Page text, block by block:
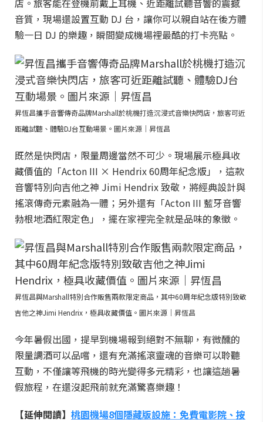
店。旅客能在登機前戴上耳機、近距離試聽音響的震撼
音質，現場還設置互動 DJ 台，讓你可以親自站在後方體
驗一日 DJ 的樂趣，瞬間變成機場裡最酷的打卡亮點。
昇恆昌攜手音響傳奇品牌Marshall於桃機打造沉浸式音樂快閃店，旅客可近
距離試聽、體驗DJ台互動場景。圖片來源｜昇恆昌
既然是快閃店，限量周邊當然不可少。現場展示極具收
藏價值的「Acton III × Hendrix 60周年紀念版」，這款
音響特別向吉他之神 Jimi Hendrix 致敬，將經典設計與
搖滾傳奇元素融為一體；另外還有「Acton III 藍牙音響
勃根地酒紅限定色」，擺在家裡完全就是品味的象徵。
昇恆昌與Marshall特別合作販售兩款限定商品，其中60周年紀念版特別致敬
吉他之神Jimi Hendrix，極具收藏價值。圖片來源｜昇恆昌
今年暑假出國，提早到機場報到絕對不無聊，有微醺的
限量調酒可以品嚐，還有充滿搖滾靈魂的音樂可以聆聽
互動，不僅讓等飛機的時光變得多元精彩，也讓這趟暑
假旅程，在還沒起飛前就充滿驚喜樂趣！
【延伸閱讀】 桃園機場8個隱藏版設施：免費電影院、按